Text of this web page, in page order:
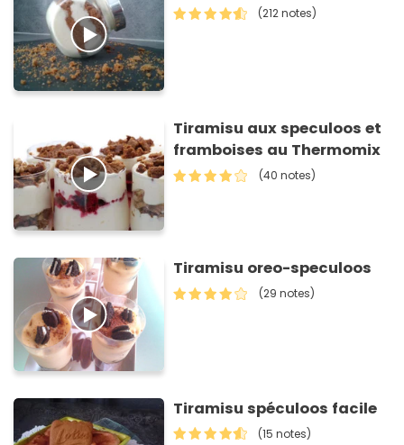
(212 notes)
Tiramisu aux speculoos et
framboises au Thermomix
(40 notes)
Tiramisu oreo-speculoos
(29 notes)
Tiramisu spéculoos facile
(15 notes)